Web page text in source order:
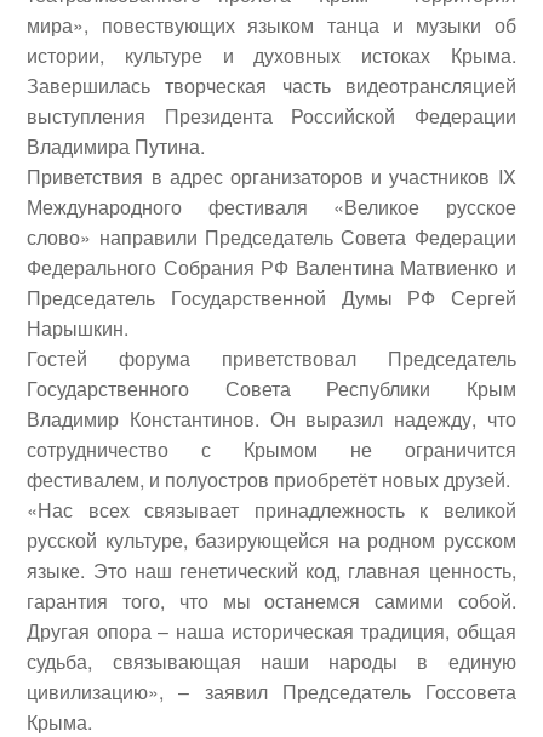
мира», повествующих языком танца и музыки об
истории, культуре и духовных истоках Крыма.
Завершилась творческая часть видеотрансляцией
выступления Президента Российской Федерации
Владимира Путина.
Приветствия в адрес организаторов и участников IX
Международного фестиваля «Великое русское
слово» направили Председатель Совета Федерации
Федерального Собрания РФ Валентина Матвиенко и
Председатель Государственной Думы РФ Сергей
Нарышкин.
Гостей форума приветствовал Председатель
Государственного Совета Республики Крым
Владимир Константинов. Он выразил надежду, что
сотрудничество с Крымом не ограничится
фестивалем, и полуостров приобретёт новых друзей.
«Нас всех связывает принадлежность к великой
русской культуре, базирующейся на родном русском
языке. Это наш генетический код, главная ценность,
гарантия того, что мы останемся самими собой.
Другая опора – наша историческая традиция, общая
судьба, связывающая наши народы в единую
цивилизацию», – заявил Председатель Госсовета
Крыма.